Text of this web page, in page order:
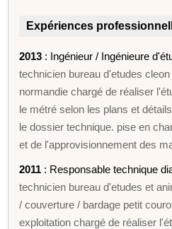
Expériences
2013 : Ingénieur / Ingénieure
technicien bureau d'etudes
normandie chargé de réaliser
le métré selon les plans et
le dossier technique. pise en
et de l'approvisionnement des
2011 : Responsable technique
technicien bureau d'etudes et
/ couverture / bardage petit
exploitation chargé de réaliser